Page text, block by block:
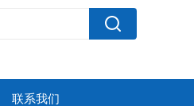
联系我们